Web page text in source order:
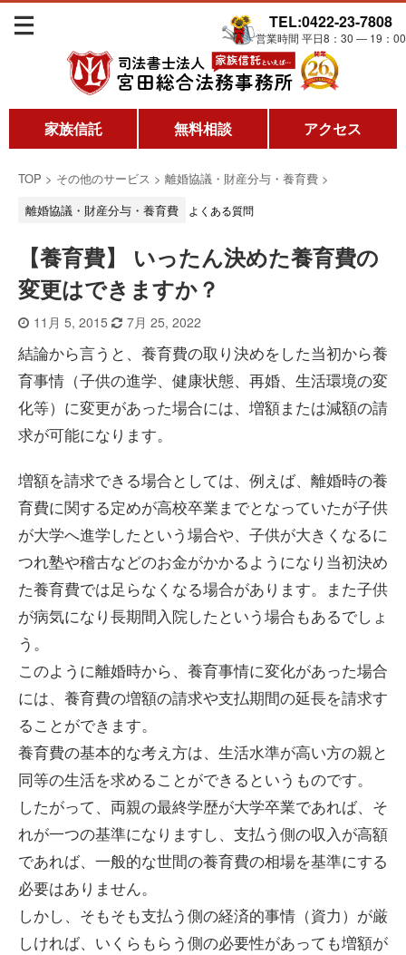
TEL:0422-23-7808
営業時間 平日8：30 ― 19：00
家族信託 無料相談 アクセス
TOP > その他のサービス > 離婚協議・財産分与・養育費 >
離婚協議・財産分与・養育費
よくある質問
【養育費】 いったん決めた養育費の
変更はできますか？
11月 5, 2015 7月 25, 2022
結論から言うと、養育費の取り決めをした当初から養
育事情（子供の進学、健康状態、再婚、生活環境の変
化等）に変更があった場合には、増額または減額の請
求が可能になります。
増額を請求できる場合としては、例えば、離婚時の養
育費に関する定めが高校卒業までとなっていたが子供
が大学へ進学したという場合や、子供が大きくなるに
つれ塾や稽古などのお金がかかるようになり当初決め
た養育費では足らなくなる場合があります。また子供
が病気になり長期間入院したという場合もあるでしょ
う。
このように離婚時から、養育事情に変化があった場合
には、養育費の増額の請求や支払期間の延長を請求す
ることができます。
養育費の基本的な考え方は、生活水準が高い方の親と
同等の生活を求めることができるというものです。
したがって、両親の最終学歴が大学卒業であれば、そ
れが一つの基準になりますし、支払う側の収入が高額
であれば、一般的な世間の養育費の相場を基準にする
必要はありません。
しかし、そもそも支払う側の経済的事情（資力）が厳
しければ、いくらもらう側の必要性があっても増額が